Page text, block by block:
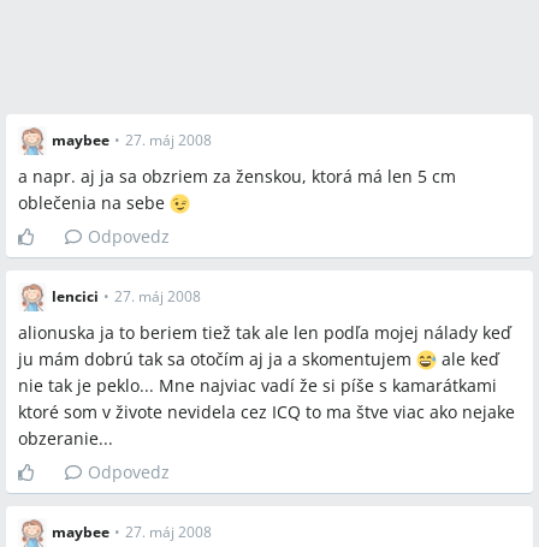
maybee • 27. máj 2008
a napr. aj ja sa obzriem za ženskou, ktorá má len 5 cm
oblečenia na sebe
Odpovedz
lencici • 27. máj 2008
alionuska ja to beriem tiež tak ale len podľa mojej nálady keď
ju mám dobrú tak sa otočím aj ja a skomentujem
ale keď
nie tak je peklo... Mne najviac vadí že si píše s kamarátkami
ktoré som v živote nevidela cez ICQ to ma štve viac ako nejake
obzeranie...
Odpovedz
maybee • 27. máj 2008